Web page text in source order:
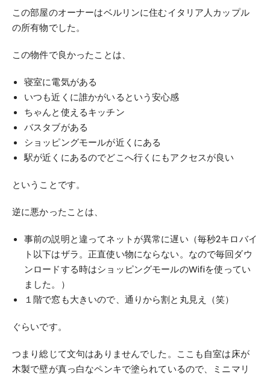
この部屋のオーナーはベルリンに住むイタリア人カップル
の所有物でした。
この物件で良かったことは、
寝室に電気がある
いつも近くに誰かがいるという安心感
ちゃんと使えるキッチン
バスタブがある
ショッピングモールが近くにある
駅が近くにあるのでどこへ行くにもアクセスが良い
ということです。
逆に悪かったことは、
事前の説明と違ってネットが異常に遅い（毎秒2キロバイ
ト以下はザラ。正直使い物にならない。なので毎回ダウ
ンロードする時はショッピングモールのWifiを使ってい
ました。）
１階で窓も大きいので、通りから割と丸見え（笑）
ぐらいです。
つまり総じて文句はありませんでした。ここも自室は床が
木製で壁が真っ白なペンキで塗られているので、ミニマリ